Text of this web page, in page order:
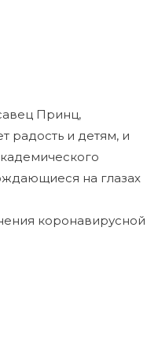
Принц,
радость и детям, и
на глазах
коронавирусной